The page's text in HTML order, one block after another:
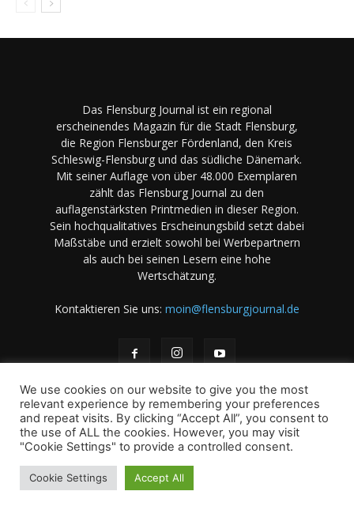
Das Flensburg Journal ist ein regional
erscheinendes Magazin für die Stadt Flensburg,
die Region Flensburger Fördenland, den Kreis
Schleswig-Flensburg und das südliche Dänemark.
Mit seiner Auflage von über 48.000 Exemplaren
zählt das Flensburg Journal zu den
auflagenstärksten Printmedien in dieser Region.
Sein hochqualitatives Erscheinungsbild setzt dabei
Maßstäbe und erzielt sowohl bei Werbepartnern
als auch bei seinen Lesern eine hohe
Wertschätzung.
Kontaktieren Sie uns: moin@flensburgjournal.de
Über uns Stellenangebote Impressum
Datenschutz
Magazin-Archiv
Das Magazin Mediadaten
© 2001-2026 copyright by A. B & M Art. Books & Magazines -
International - GmbH und Co KG
We use cookies on our website to give you the most
relevant experience by remembering your preferences
and repeat visits. By clicking “Accept All”, you consent to
the use of ALL the cookies. However, you may visit
"Cookie Settings" to provide a controlled consent.
Cookie Settings Accept All